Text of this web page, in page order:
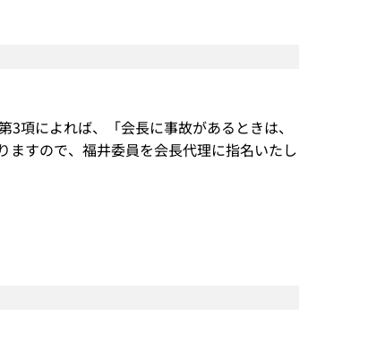
項によれば、「会長に事故があるときは、
すので、福井委員を会長代理に指名いたし